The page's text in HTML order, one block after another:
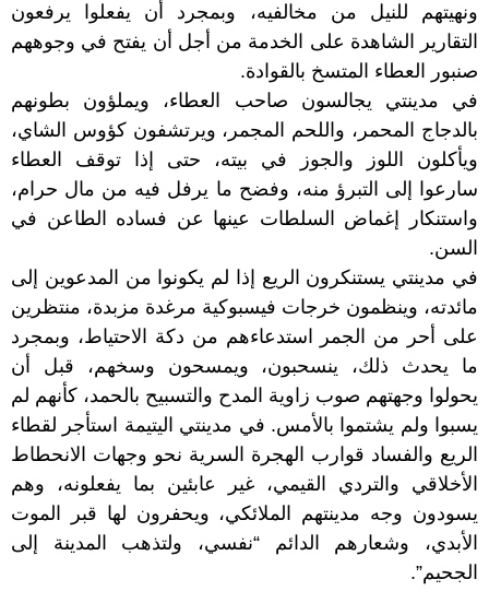
ونهيتهم للنيل من مخالفيه، وبمجرد أن يفعلوا يرفعون
التقارير الشاهدة على الخدمة من أجل أن يفتح في وجوههم
صنبور العطاء المتسخ بالقوادة.
في مدينتي يجالسون صاحب العطاء، ويملؤون بطونهم
بالدجاج المحمر، واللحم المجمر، ويرتشفون كؤوس الشاي،
ويأكلون اللوز والجوز في بيته، حتى إذا توقف العطاء
سارعوا إلى التبرؤ منه، وفضح ما يرفل فيه من مال حرام،
واستنكار إغماض السلطات عينها عن فساده الطاعن في
السن.
في مدينتي يستنكرون الريع إذا لم يكونوا من المدعوين إلى
مائدته، وينظمون خرجات فيسبوكية مرغدة مزبدة، منتظرين
على أحر من الجمر استدعاءهم من دكة الاحتياط، وبمجرد
ما يحدث ذلك، ينسحبون، ويمسحون وسخهم، قبل أن
يحولوا وجهتهم صوب زاوية المدح والتسبيح بالحمد، كأنهم لم
يسبوا ولم يشتموا بالأمس. في مدينتي اليتيمة استأجر لقطاء
الريع والفساد قوارب الهجرة السرية نحو وجهات الانحطاط
الأخلاقي والتردي القيمي، غير عابئين بما يفعلونه، وهم
يسودون وجه مدينتهم الملائكي، ويحفرون لها قبر الموت
الأبدي، وشعارهم الدائم “نفسي، ولتذهب المدينة إلى
الجحيم”.